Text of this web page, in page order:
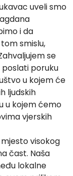
uveli smo
i da
smislu,
se
poslati poruku
u kojem će
ljudskih
u kojem ćemo
vjerskih
visokog
čast. Naša
lokalne